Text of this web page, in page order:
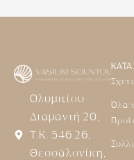
Ολυμπίου
Διαμαντή 20,
Τ.Κ. 546 26,
Θεσσαλονίκη,
Όλα